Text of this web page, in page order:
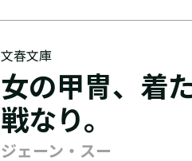
文春文庫
女の甲冑、着
戦なり。
ジェーン・スー